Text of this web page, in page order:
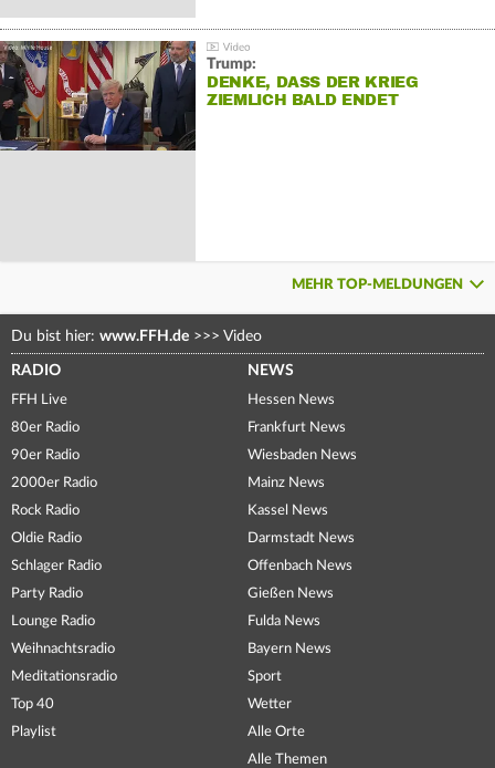
Trump:
DENKE, DASS DER KRIEG
ZIEMLICH BALD ENDET
MEHR TOP-MELDUNGEN
Du bist hier: www.FFH.de >>> Video
RADIO
FFH Live
80er Radio
90er Radio
2000er Radio
Rock Radio
Oldie Radio
Schlager Radio
Party Radio
Lounge Radio
Weihnachtsradio
Meditationsradio
Top 40
Playlist
NEWS
Hessen News
Frankfurt News
Wiesbaden News
Mainz News
Kassel News
Darmstadt News
Offenbach News
Gießen News
Fulda News
Bayern News
Sport
Wetter
Alle Orte
Alle Themen